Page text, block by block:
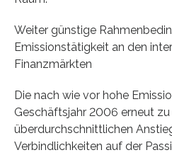
Weiter günstige
Emissionstätigkeit an den
Finanzmärkten
Die nach wie vor hohe
Geschäftsjahr 2006 erneut zu
überdurchschnittlichen
Verbindlichkeiten auf der